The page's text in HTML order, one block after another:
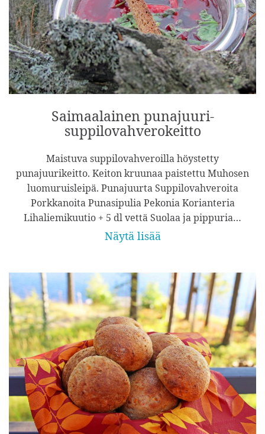
Saimaalainen punajuuri-
suppilovahverokeitto
Maistuva suppilovahveroilla höystetty
punajuurikeitto. Keiton kruunaa paistettu Muhosen
luomuruisleipä. Punajuurta Suppilovahveroita
Porkkanoita Punasipulia Pekonia Korianteria
Lihaliemikuutio + 5 dl vettä Suolaa ja pippuria…
Näytä lisää